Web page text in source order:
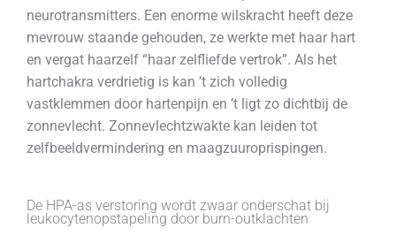
neurotransmitters. Een enorme wilskracht heeft deze
mevrouw staande gehouden, ze werkte met haar hart
en vergat haarzelf “haar zelfliefde vertrok”. Als het
hartchakra verdrietig is kan ’t zich volledig
vastklemmen door hartenpijn en ’t ligt zo dichtbij de
zonnevlecht. Zonnevlechtzwakte kan leiden tot
zelfbeeldvermindering en maagzuuroprispingen.
De HPA-as verstoring wordt zwaar onderschat bij
leukocytenopstapeling door burn-outklachten